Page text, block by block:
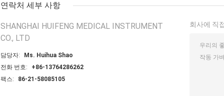
연락처 세부 사항
SHANGHAI HUIFENG MEDICAL INSTRUMENT
CO., LTD
담당자:
Ms. Huihua Shao
전화 번호:
+86-13764286262
팩스:
86-21-58085105
회사에 직